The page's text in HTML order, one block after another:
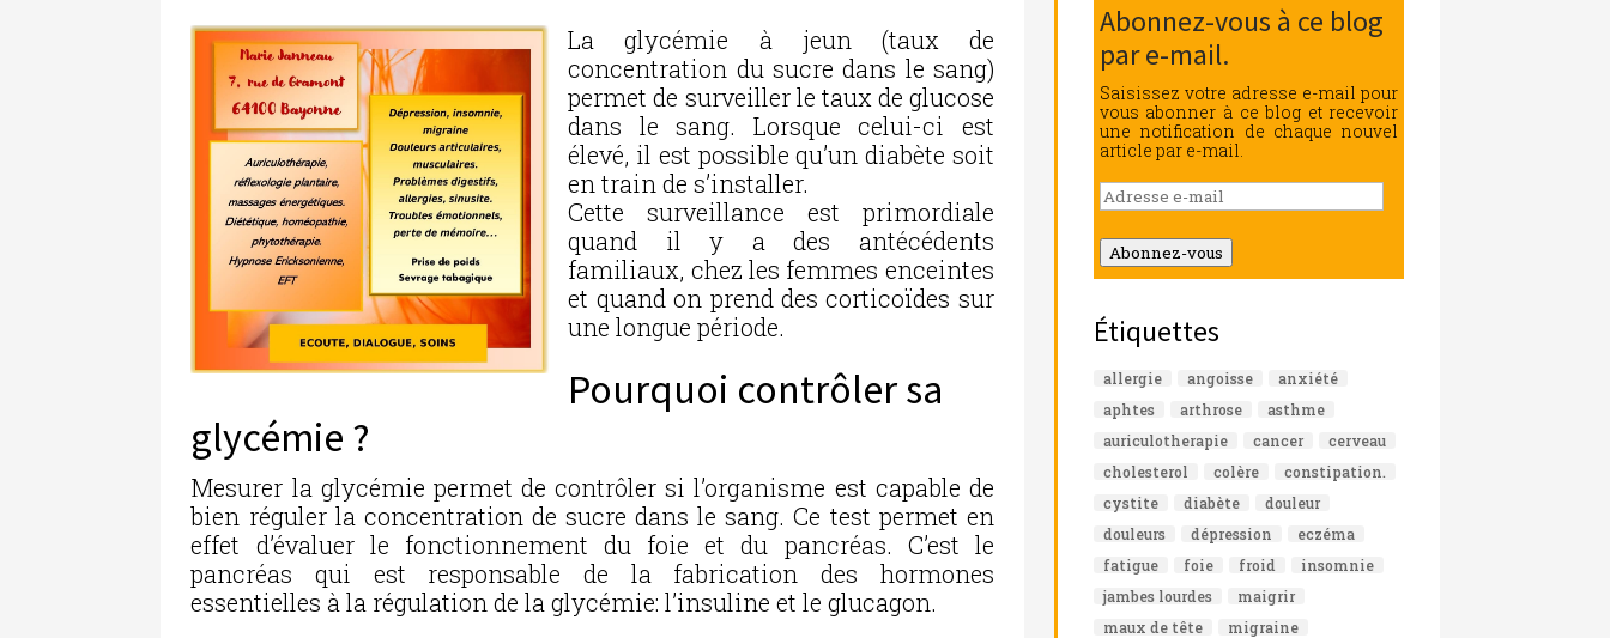
La glycémie à jeun (taux de
concentration du sucre dans le sang)
permet de surveiller le taux de glucose
dans le sang. Lorsque celui-ci est
élevé, il est possible qu’un diabète soit
en train de s’installer.
Cette surveillance est primordiale
quand il y a des antécédents
familiaux, chez les femmes enceintes
et quand on prend des corticoïdes sur
une longue période.
Pourquoi contrôler sa
glycémie ?
Mesurer la glycémie permet de contrôler si l’organisme est capable de
bien réguler la concentration de sucre dans le sang. Ce test permet en
effet d’évaluer le fonctionnement du foie et du pancréas. C’est le
pancréas qui est responsable de la fabrication des hormones
essentielles à la régulation de la glycémie: l’insuline et le glucagon.
Abonnez-vous à ce blog
par e-mail.
Saisissez votre adresse e-mail pour
vous abonner à ce blog et recevoir
une notification de chaque nouvel
article par e-mail.
Adresse
e-
mail
Abonnez-vous
Étiquettes
allergie angoisse
anxiété
aphtes
arthrose
asthme
auriculotherapie
cancer
cerveau
cholesterol
colère
constipation.
cystite
diabète
douleur
douleurs
dépression
eczéma
fatigue
foie froid
insomnie
jambes lourdes
maigrir
maux de tête
migraine